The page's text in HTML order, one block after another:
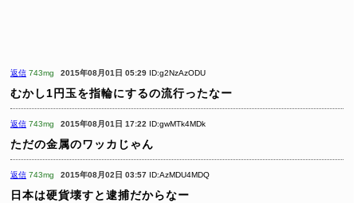
返信 743mg 2015年08月01日 05:29 ID:g2NzAzODU
むかし1円玉を指輪にするの流行ったなー
返信 743mg 2015年08月01日 17:22 ID:gwMTk4MDk
ただの金属のワッカじゃん
返信 743mg 2015年08月02日 03:57 ID:AzMDU4MDQ
日本は硬貨壊すと逮捕だからなー